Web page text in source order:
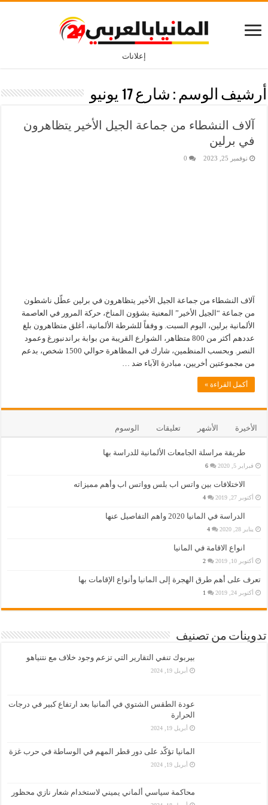
إعلانات
أرشيف الوسم : شارع 17 يونيو
آلاف النشطاء من جماعة الجيل الأخير يتظاهرون
في برلين
نوفمبر 25, 2023 0
آلاف النشطاء من جماعة الجيل الأخير يتظاهرون في برلين عطّل ناشطون
من جماعة “الجيل الأخير” المعنية بشؤون المناخ، حركة المرور في العاصمة
الألمانية برلين، اليوم السبت. و وفقاً للشرطة الألمانية، أغلق متظاهرون بلغ
عددهم أكثر من 800 متظاهر، الشوارع القريبة من بوابة براندنبورغ وعمود
النصر. وبحسب المنظمين، شارك في المظاهرة حوالي 1500 شخص، بدعم
من مجموعتين أخريين، مبادرة الآباء ضد …
أكمل القراءة »
الأخيرة الأشهر تعليقات الوسوم
طريقة مراسلة الجامعات الألمانية للدراسة بها
فبراير 5, 2020 6
الاختلافات بين واتس اب بلس وواتس اب وأهم مميزاته
أكتوبر 27, 2019 4
الدراسة في المانيا 2020 واهم التفاصيل عنها
يناير 28, 2020 4
انواع الاقامة في المانيا
أكتوبر 10, 2019 2
تعرف على أهم طرق الهجرة إلى المانيا وأنواع الإقامات بها
أكتوبر 24, 2019 1
تدوينات من تصنيف
بيربوك تنفي التقارير التي تزعم وجود خلاف مع نتنياهو
أبريل 19, 2024
عودة الطقس الشتوي في ألمانيا بعد ارتفاع كبير في درجات
الحرارة
أبريل 19, 2024
المانيا تؤكّد على دور قطر المهم في الوساطة في حرب غزة
أبريل 19, 2024
محاكمة سياسي ألماني يميني لاستخدام شعار نازي محظور